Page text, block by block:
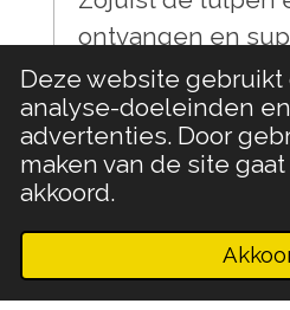
Deze website gebruikt
analyse-doeleinden
advertenties. Door
maken van de site
akkoord.
ontvangen en
Alles was super
Toon meer